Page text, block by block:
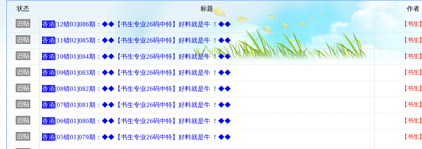
状态 标题 作者
香港[12错03]086期：◆◆【书生专业26码中特】好料就是牛 ！◆◆ 【书生】
香港[11错02]085期：◆◆【书生专业26码中特】好料就是牛 ！◆◆ 【书生】
香港[10错01]084期：◆◆【书生专业26码中特】好料就是牛 ！◆◆ 【书生】
香港[09错01]083期：◆◆【书生专业26码中特】好料就是牛 ！◆◆ 【书生】
香港[08错01]082期：◆◆【书生专业26码中特】好料就是牛 ！◆◆ 【书生】
香港[07错01]081期：◆◆【书生专业26码中特】好料就是牛 ！◆◆ 【书生】
香港[06错01]080期：◆◆【书生专业26码中特】好料就是牛 ！◆◆ 【书生】
香港[05错01]079期：◆◆【书生专业26码中特】好料就是牛 ！◆◆ 【书生】